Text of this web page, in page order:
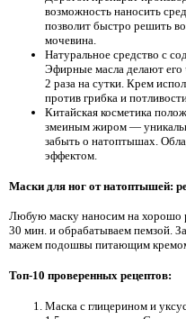
возможность наносить
позволит быстро решить
мочевина.
Натуральное средство с
Эфирные масла делают
2 раза на сутки. Крем
против грибка и
Китайская косметика
змеиным жиром —
забыть о натоптышах.
эффектом.
Маски для ног от натоптышей:
Любую маску наносим на
30 мин. и обрабатываем пемзой.
мажем подошвы питающим
Топ-10 проверенных рецептов:
Маска с глицерином и